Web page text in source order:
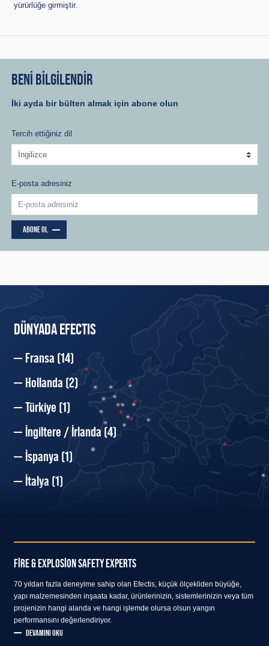
yürürlüğe girmiştir.
BENİ BİLGİLENDİR
İki ayda bir bülten almak için abone olun
Tercih ettiğiniz dil
E-posta adresiniz
ABONE OL
DÜNYADA EFECTIS
Fransa (14)
Hollanda (2)
Türkiye (1)
İngiltere / İrlanda (4)
İspanya (1)
İtalya (1)
FIRE & EXPLOSION SAFETY EXPERTS
70 yıldan fazla deneyime sahip olan Efectis, küçük ölçekliden büyüğe,
yapı malzemesinden inşaata kadar, ürünlerinizin, sistemlerinizin veya tüm
projenizin hangi alanda ve hangi işlemde olursa olsun yangın
performansını değerlendiriyor.
DEVAMINI OKU